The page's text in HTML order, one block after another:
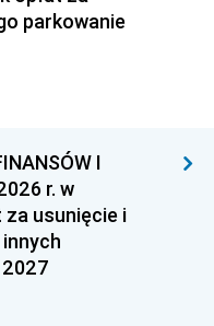
parkowanie
I
r. w
za usunięcie i